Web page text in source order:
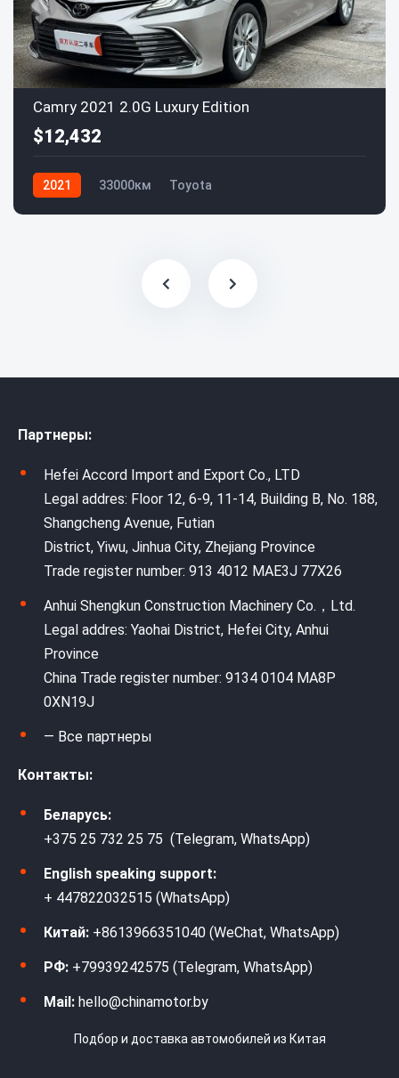
Camry 2021 2.0G Luxury Edition
$12,432
2021 33000км Toyota
Партнеры:
Hefei Accord Import and Export Co., LTD
Legal addres: Floor 12, 6-9, 11-14, Building B, No. 188,
Shangcheng Avenue, Futian
District, Yiwu, Jinhua City, Zhejiang Province
Trade register number: 913 4012 MAE3J 77X26
Anhui Shengkun Construction Machinery Co.，Ltd.
Legal addres: Yaohai District, Hefei City, Anhui
Province
China Trade register number: 9134 0104 MA8P
0XN19J
— Все партнеры
Контакты:
Беларусь:
+375 25 732 25 75 (Telegram, WhatsApp)
English speaking support:
+ 447822032515 (WhatsApp)
Китай: +8613966351040 (WeChat, WhatsApp)
РФ: +79939242575 (Telegram, WhatsApp)
Mail: hello@chinamotor.by
Подбор и доставка автомобилей из Китая